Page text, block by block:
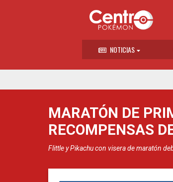
NOTICIAS
MARATÓN DE
RECOMPENSAS
Flittle y Pikachu con visera de maratón